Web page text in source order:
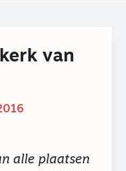
van
alle plaatsen